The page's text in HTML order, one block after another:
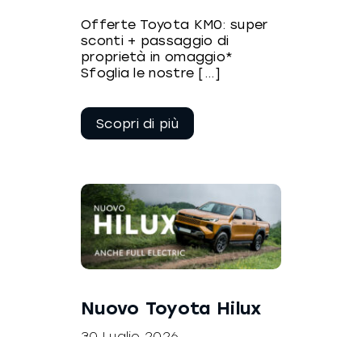
Offerte Toyota KM0: super
sconti + passaggio di
proprietà in omaggio*
Sfoglia le nostre [...]
leggere
Nuovo Toyota Hilux